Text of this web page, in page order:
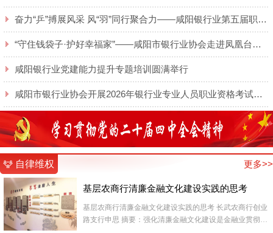
奋力“乒”搏展风采 风“羽”同行聚合力——咸阳银行业第五届职工乒羽球赛圆满举行
“守住钱袋子·护好幸福家”——咸阳市银行业协会走进凤凰台开展金融知识宣传
咸阳银行业党建能力提升专题培训圆满举行
咸阳市银行业协会开展2026年银行业专业人员职业资格考试线上培训
自律维权 更多>>
基层农商行清廉金融文化建设实践的思考
基层农商行清廉金融文化建设实践的思考 长武农商行创业
路支行申思 摘要：强化清廉金融文化建设是金融业贯彻国